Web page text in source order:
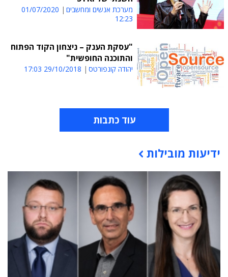
מערכת אנשים ומחשבים
01/07/2020
12:23
"עסקת הענק – ניצחון הקוד הפתוח
והתוכנה החופשית"
יהודה קונפורטס 29/10/2018 17:03
עוד כתבות
תוכן פרסומי
ידיעות מובילות